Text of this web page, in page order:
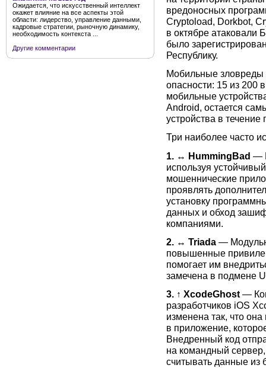
Ожидается, что искусственный интеллект
окажет влияние на все аспекты этой
области: лидерство, управление данными,
кадровые стратегии, рыночную динамику,
необходимость контекста ...
Другие комментарии
вредоносных
Cryptoload, Dorkbot,
в октябре атаковали
было
Республику.
Мобильные зловреды
опасности: 15 из 200
мобильные
Android, остается
устройства в
Три наиболее часто
1. ↔ HummingBad —
используя
мошеннические
проявлять
установку
данных и обход
компаниями.
2. ↔ Triada —
повышенные
помогает им
замечена в подмене
3. ↑ XcodeGhost —
разработчиков iOS
изменена так, что
в приложение,
Внедренный код
на командный
считывать данные из